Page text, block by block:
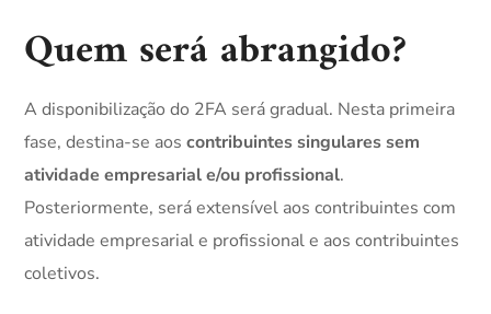
Quem será abrangido?
A disponibilização do 2FA será gradual. Nesta primeira
fase, destina-se aoscontribuintes singulares sem
atividade empresarial e/ou profissional.
Posteriormente, será extensível aos contribuintes com
atividade empresarial e profissional e aos contribuintes
coletivos.